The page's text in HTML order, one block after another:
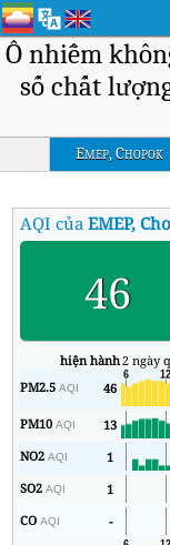
Ô nhiễm
số chất
Emep, Chopok
AQI củaEMEP,
46
hiện hành2 ngày
PM2.5AQI 46
PM10AQI 13
NO2AQI 1
SO2AQI 1
COAQI -